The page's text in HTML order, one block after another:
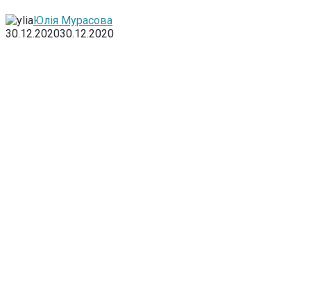
Юлія Мурасова
30.12.202030.12.2020